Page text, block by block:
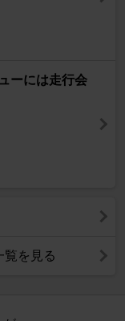
ーには走行会
覧を見る